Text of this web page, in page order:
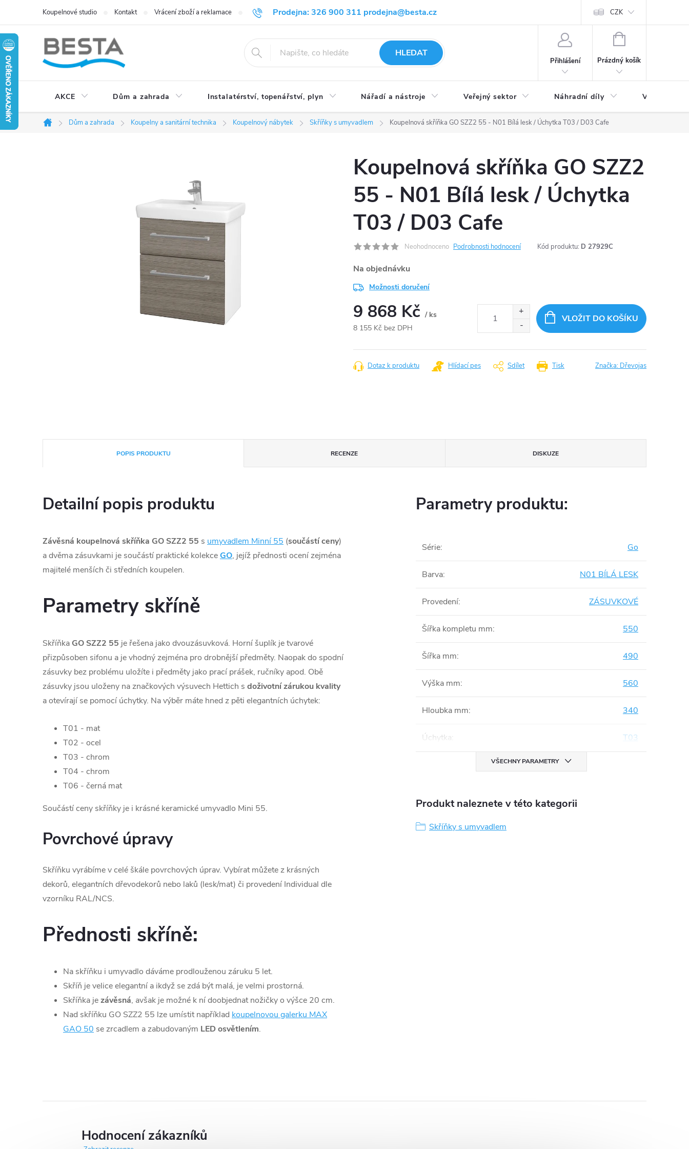
obsah
Prodejna: 326 900 311 prodejna@besta.cz
Koupelnové studio Kontakt Vrácení zboží a reklamace Blog Obchodní podmínky Ochrana osobních údajů CZK
HLEDAT
Přihlášení
NÁKUPNÍ
Prázdný košík
AKCE Dům a zahrada Instalatérství, topenářství, plyn Nářadí a nástroje Veřejný sektor Náhradní díly Výprodej a
Domů
Dům a zahrada Koupelny a sanitární technika Koupelnový nábytek Skříňky s umyvadlem Koupelnová skříňka GO SZZ2 55 - N01 Bílá lesk / Úchytka T03 / D03 Cafe
Koupelnová skříňka GO SZZ2
55 - N01 Bílá lesk / Úchytka
T03 / D03 Cafe
Neohodnoceno Podrobnosti hodnocení Kód produktu: D 27929C
Na objednávku
Možnosti doručení
9 868 Kč / ks
8 155 Kč bez DPH
cena:
VLOŽIT DO KOŠÍKU
Tisk
Dotaz k produktu Hlídací pes Sdílet Značka: Dřevojas
POPIS PRODUKTU RECENZE DISKUZE
Detailní popis produktu
Závěsná koupelnová skříňka GO SZZ2 55 s umyvadlem Minní 55 (součástí ceny)
a dvěma zásuvkami je součástí praktické kolekceGO, jejíž přednosti ocení zejména
majitelé menších či středních koupelen.
Parametry skříně
Skříňka GO SZZ2 55 je řešena jako dvouzásuvková. Horní šuplík je tvarové
přizpůsoben sifonu a je vhodný zejména pro drobnější předměty. Naopak do spodní
zásuvky bez problému uložíte i předměty jako prací prášek, ručníky apod. Obě
zásuvky jsou uloženy na značkových výsuvech Hettich s doživotní zárukou kvality
a otevírají se pomocí úchytky. Na výběr máte hned z pěti elegantních úchytek:
T01 - mat
T02 - ocel
T03 - chrom
T04 - chrom
T06 - černá mat
Součástí ceny skříňky je i krásné keramické umyvadlo Mini 55.
Povrchové úpravy
Skříňku vyrábíme v celé škále povrchových úprav. Vybírat můžete z krásných
dekorů, elegantních dřevodekorů nebo laků (lesk/mat) či provedení Individual dle
vzorníku RAL/NCS.
Přednosti skříně:
Na skříňku i umyvadlo dáváme prodlouženou záruku 5 let.
Skříň je velice elegantní a ikdyž se zdá být malá, je velmi prostorná.
Skříňka jezávěsná, avšak je možné k ní doobjednat nožičky o výšce 20 cm.
Nad skříňku GO SZZ2 55 lze umístit například koupelnovou galerku MAX
GAO 50 se zrcadlem a zabudovaným LED osvětlením.
Parametry produktu:
Série: Go
Barva: N01 BÍLÁ LESK
Provedení: ZÁSUVKOVÉ
Šířka kompletu mm: 550
Šířka mm: 490
Výška mm: 560
Hloubka mm: 340
Úchytka: T03
VŠECHNY PARAMETRY
Produkt naleznete v této kategorii
Skříňky s umyvadlem
Hodnocení zákazníků